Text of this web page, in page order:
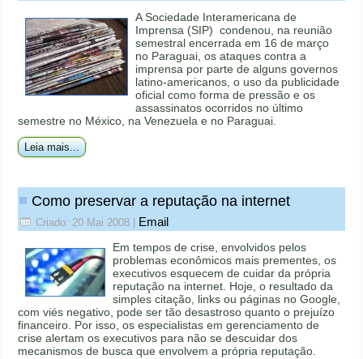
A Sociedade Interamericana de
Imprensa (SIP) condenou, na reunião
semestral encerrada em 16 de março
no Paraguai, os ataques contra a
imprensa por parte de alguns governos
latino-americanos, o uso da publicidade
oficial como forma de pressão e os
assassinatos ocorridos no último
semestre no México, na Venezuela e no Paraguai.
Leia mais...
Como preservar a reputação na internet
Criado: 20 Mai 2008 Email
Em tempos de crise, envolvidos pelos
problemas econômicos mais prementes, os
executivos esquecem de cuidar da própria
reputação na internet. Hoje, o resultado da
simples citação, links ou páginas no Google,
com viés negativo, pode ser tão desastroso quanto o prejuízo
financeiro. Por isso, os especialistas em gerenciamento de
crise alertam os executivos para não se descuidar dos
mecanismos de busca que envolvem a própria reputação.